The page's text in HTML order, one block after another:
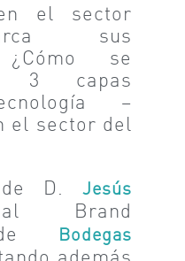
el sector
sus
se
3 capas
–
el sector del
de D. Jesús
Brand
de
Bodegas
además